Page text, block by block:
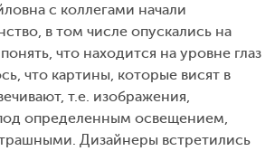
с коллегами начали
в том числе опускались на
что находится на уровне глаз
что картины, которые висят в
т.е. изображения,
определенным освещением,
Дизайнеры встретились